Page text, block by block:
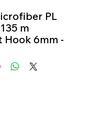
PL
m
Hook 6mm -